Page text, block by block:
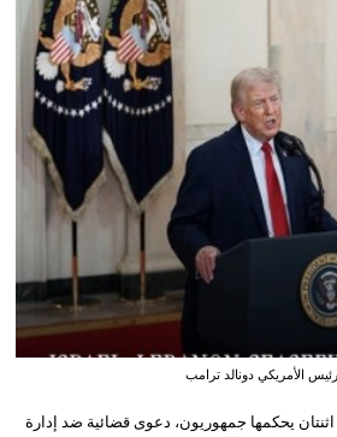
الأمريكي دونالد ترامب
بينها اثنتان يحكمها جمهوريون، دعوى قضائية ضد إدارة